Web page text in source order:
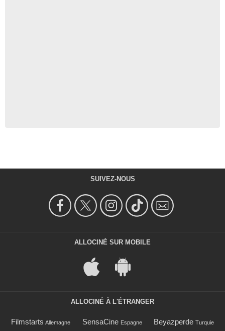
SUIVEZ-NOUS
ALLOCINÉ SUR MOBILE
ALLOCINÉ À L'ÉTRANGER
Filmstarts Allemagne SensaCine Espagne Beyazperde Turquie